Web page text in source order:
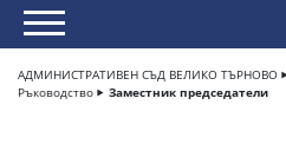
АДМИНИСТРАТИВЕН СЪД ВЕЛИКО ТЪРНОВО
Ръководство
Заместник председатели